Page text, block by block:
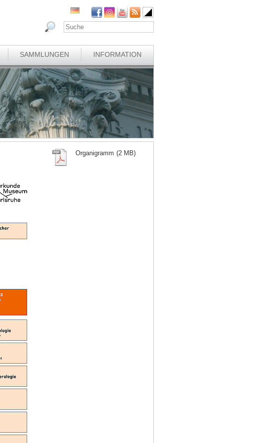
SAMMLUNGEN INFORMATION
Organigramm (2 MB)